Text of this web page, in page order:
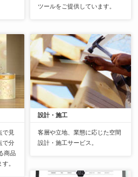
ツールをご提供しています。
で見
で分
商品
。
設計・施工
客層や立地、業態に応じた空間
設計・施工サービス。